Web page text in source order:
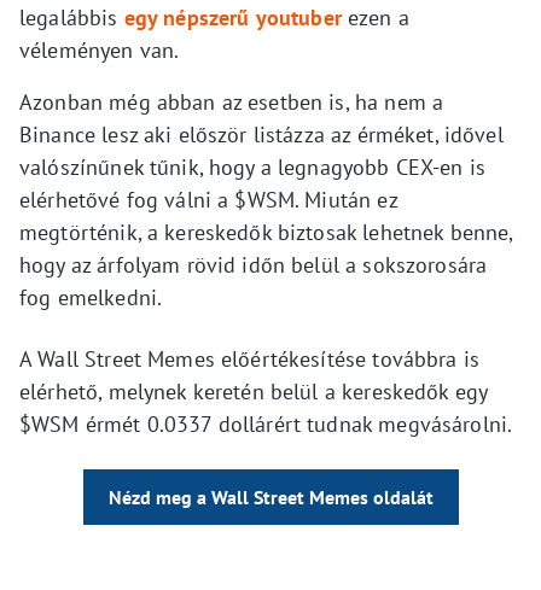
legalábbis egy népszerű youtuberezen a
véleményen van.
Azonban még abban az esetben is, ha nem a
Binance lesz aki először listázza az érméket, idővel
valószínűnek tűnik, hogy a legnagyobb CEX-en is
elérhetővé fog válni a $WSM. Miután ez
megtörténik, a kereskedők biztosak lehetnek benne,
hogy az árfolyam rövid időn belül a sokszorosára
fog emelkedni.
A Wall Street Memes előértékesítése továbbra is
elérhető, melynek keretén belül a kereskedők egy
$WSM érmét 0.0337 dollárért tudnak megvásárolni.
Nézd meg a Wall Street Memes oldalát